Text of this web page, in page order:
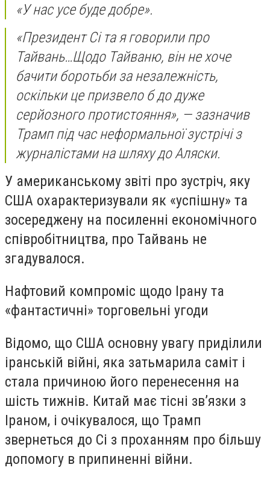
«У нас усе буде добре».
«Президент Сі та я говорили про
Тайвань…Щодо Тайваню, він не хоче
бачити боротьби за незалежність,
оскільки це призвело б до дуже
серйозного протистояння», — зазначив
Трамп під час неформальної зустрічі з
журналістами на шляху до Аляски.
У американському звіті про зустріч, яку
США охарактеризували як «успішну» та
зосереджену на посиленні економічного
співробітництва, про Тайвань не
згадувалося.
Нафтовий компроміс щодо Ірану та
«фантастичні» торговельні угоди
Відомо, що США основну увагу приділили
іранській війні, яка затьмарила саміт і
стала причиною його перенесення на
шість тижнів. Китай має тісні зв’язки з
Іраном, і очікувалося, що Трамп
звернеться до Сі з проханням про більшу
допомогу в припиненні війни.